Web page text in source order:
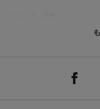
角度により実物と色味が異な
※着用、お取り扱いの際は、